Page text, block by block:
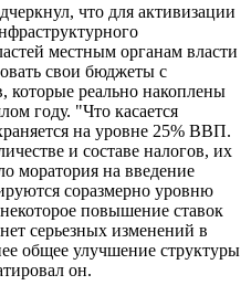
что для активизации
местным органам власти
свои бюджеты с
которые реально накоплены
году. "Что касается
на уровне 25% ВВП.
и составе налогов, их
моратория на введение
соразмерно уровню
повышение ставок
серьезных изменений в
общее улучшение структуры
он.